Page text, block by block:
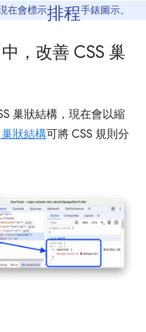
在會標示排程手錶圖示。
，改善 CSS 巢
巢狀結構，現在會以縮
巢狀結構可將 CSS 規則分